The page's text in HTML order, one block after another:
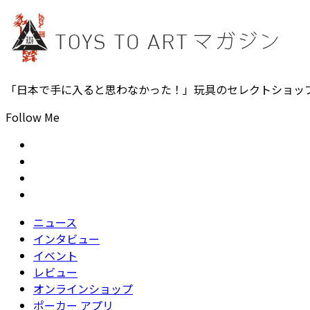
「日本で手に入ると思わなかった！」玩具のセレクトショッ
Follow Me
ニュース
インタビュー
イベント
レビュー
オンラインショップ
ポーカー アプリ